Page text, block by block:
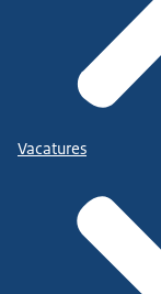
Vacatures